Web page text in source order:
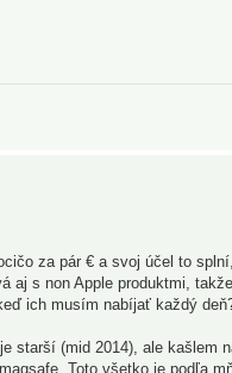
za pár € a svoj účel to
aj s non Apple produktmi,
ich musím nabíjať každý
starší (mid 2014), ale kašlem
Toto všetko je podľa